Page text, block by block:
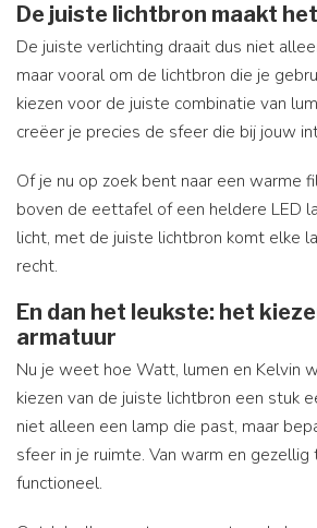
De juiste lichtbron maakt
De juiste verlichting draait dus niet
maar vooral om de lichtbron die je
kiezen voor de juiste combinatie van
creëer je precies de sfeer die bij jouw
Of je nu op zoek bent naar een warme
boven de eettafel of een heldere LED
licht, met de juiste lichtbron komt elke
recht.
En dan het leukste: het
armatuur
Nu je weet hoe Watt, lumen en Kelvin
kiezen van de juiste lichtbron een stuk
niet alleen een lamp die past, maar
sfeer in je ruimte. Van warm en
functioneel.